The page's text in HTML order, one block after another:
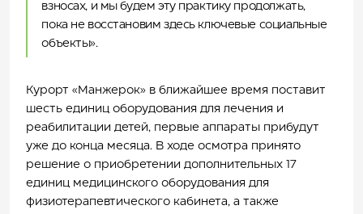
взносах, и мы будем эту практику продолжать,
пока не восстановим здесь ключевые социальные
объекты».
Курорт «Манжерок» в ближайшее время поставит
шесть единиц оборудования для лечения и
реабилитации детей, первые аппараты прибудут
уже до конца месяца. В ходе осмотра принято
решение о приобретении дополнительных 17
единиц медицинского оборудования для
физиотерапевтического кабинета, а также